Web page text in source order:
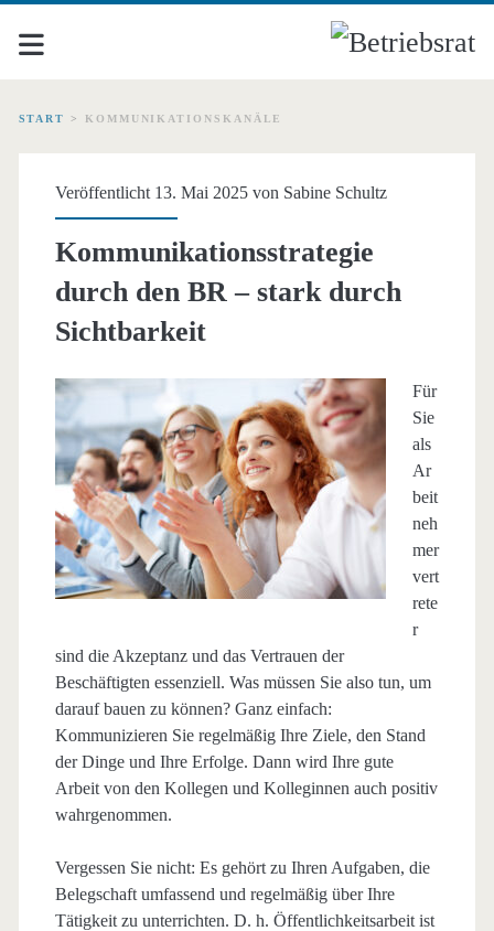
START > KOMMUNIKATIONSKANÄLE
Schlagwort:
Veröffentlicht 13. Mai 2025 von Sabine Schultz
Kommunikationsstrategie
durch den BR – stark durch
Sichtbarkeit
Für
Sie
als
Ar
beit
neh
mer
vert
rete
r
sind die Akzeptanz und das Vertrauen der
Beschäftigten essenziell. Was müssen Sie also tun, um
darauf bauen zu können? Ganz einfach:
Kommunizieren Sie regelmäßig Ihre Ziele, den Stand
der Dinge und Ihre Erfolge. Dann wird Ihre gute
Arbeit von den Kollegen und Kolleginnen auch positiv
wahrgenommen.
Vergessen Sie nicht: Es gehört zu Ihren Aufgaben, die
Belegschaft umfassend und regelmäßig über Ihre
Tätigkeit zu unterrichten. D. h. Öffentlichkeitsarbeit ist